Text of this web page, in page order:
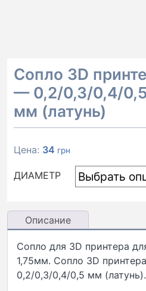
Сопло 3D
— 0,2/0,3/0,4/
мм (латунь)
Цена: 34 грн
ДИАМЕТР
Описание
Сопло для 3D принтера
1,75мм. Сопло 3D
0,2/0,3/0,4/0,5 мм (латунь).